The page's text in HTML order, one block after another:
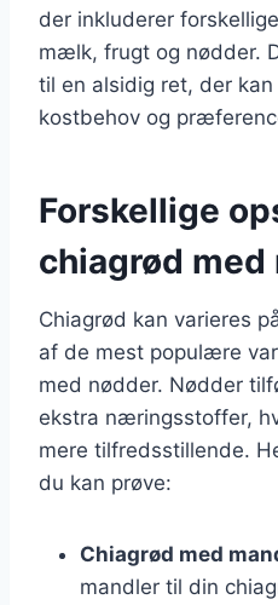
der inkluderer
mælk, frugt og nødder.
til en alsidig ret, der
kostbehov og
Forskellige
chiagrød med
Chiagrød kan varieres
af de mest populære
med nødder. Nødder
ekstra næringsstoffer,
mere tilfredsstillende.
du kan prøve:
Chiagrød med
mandler til din